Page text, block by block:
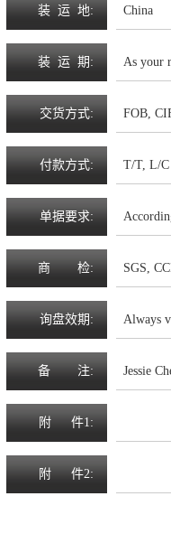
装 运 地: China
装 运 期 : As your
交货方式: FOB,
付款方式: T/T, L/C
单据要求:
商 检: SGS,
询盘效期 : Always
备 注: Jessie
附 件1:
附 件2: